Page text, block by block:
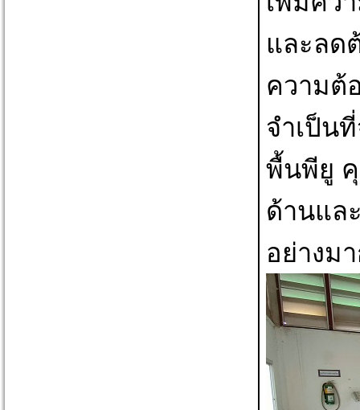
และลด
ความต้
จำเป็น
พื้นพียู
ด้านแล
อย่างม